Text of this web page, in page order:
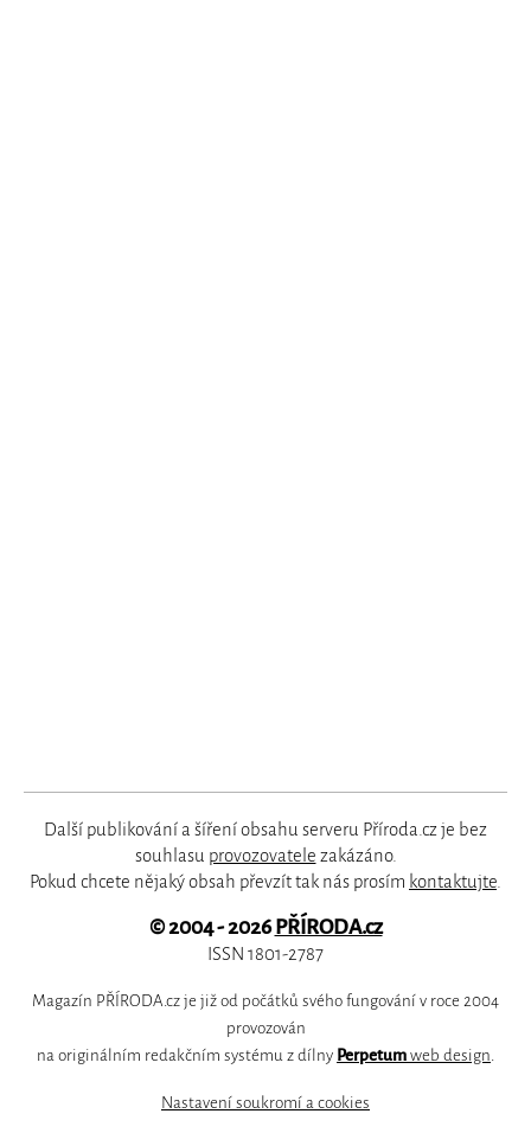
Další publikování a šíření obsahu serveru Příroda.cz je bez
souhlasu provozovatele zakázáno.
Pokud chcete nějaký obsah převzít tak nás prosím kontaktujte
© 2004 - 2026PŘÍRODA.cz
ISSN 1801-2787
Magazín PŘÍRODA.cz je již od počátků svého fungování v roce 2004
provozován
na originálním redakčním systému z dílny Perpetum web design
Nastavení soukromí a cookies